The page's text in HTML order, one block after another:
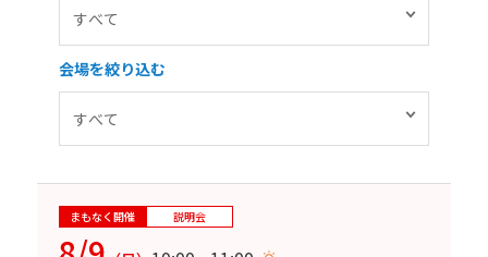
会場を絞り込む
まもなく開催 説明会